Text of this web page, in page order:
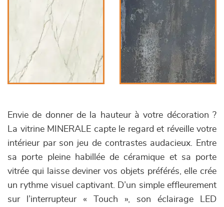
Envie de donner de la hauteur à votre décoration ?
La vitrine MINERALE capte le regard et réveille votre
intérieur par son jeu de contrastes audacieux. Entre
sa porte pleine habillée de céramique et sa porte
vitrée qui laisse deviner vos objets préférés, elle crée
un rythme visuel captivant. D’un simple effleurement
sur l’interrupteur « Touch », son éclairage LED